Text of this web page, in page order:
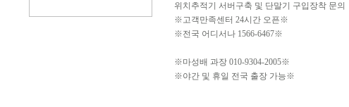
위치추적기 서버구축 및 단말기 구입장착 문의
※고객만족센터 24시간 오픈※
※전국 어디서나 1566-6467※
※마성배 과장 010-9304-2005※
※야간 및 휴일 전국 출장 가능※